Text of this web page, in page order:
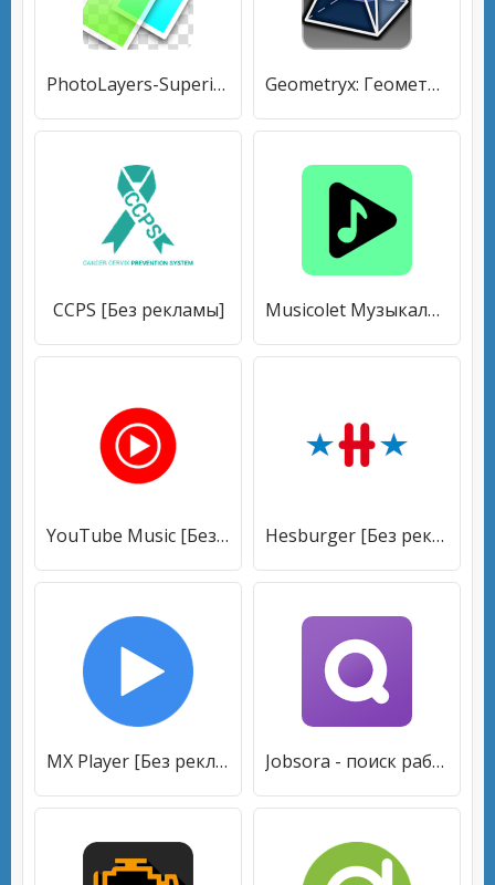
PhotoLayers-Superimpose,Eraser [Без рекламы] Geometryx: Геометрия - Расчёты и формулы [Без рекламы]
CCPS [Без рекламы] Musicolet Музыкальный Плеер [Без рекламы]
YouTube Music [Без рекламы] Hesburger [Без рекламы]
MX Player [Без рекламы] Jobsora - поиск работы, свежие вакансии [Без рекламы]